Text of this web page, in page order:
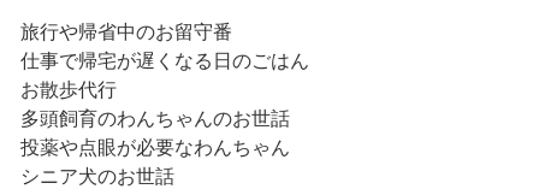
旅行や帰省中のお留守番
仕事で帰宅が遅くなる日のごはん
お散歩代行
多頭飼育のわんちゃんのお世話
投薬や点眼が必要なわんちゃん
シニア犬のお世話